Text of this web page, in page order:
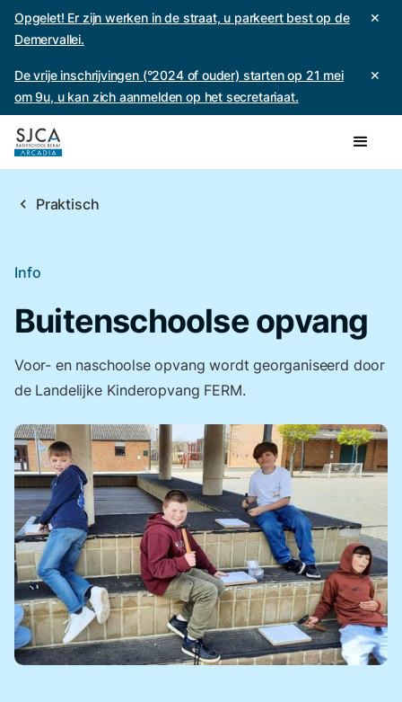
Opgelet! Er zijn werken in de straat, u parkeert best op de
Demervallei.
✕
De vrije inschrijvingen (°2024 of ouder) starten op 21 mei
om 9u, u kan zich aanmelden op het secretariaat.
✕
chevron_left Praktisch
Info
Buitenschoolse opvang
Voor- en naschoolse opvang wordt georganiseerd door
de Landelijke Kinderopvang FERM.